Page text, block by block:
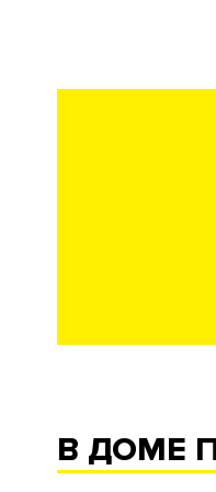
ЖК "Glorax Aura
В ДОМЕ